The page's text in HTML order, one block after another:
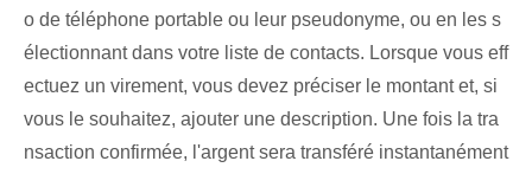
o de téléphone portable ou leur pseudonyme, ou en les s
électionnant dans votre liste de contacts. Lorsque vous eff
ectuez un virement, vous devez préciser le montant et, si
vous le souhaitez, ajouter une description. Une fois la tra
nsaction confirmée, l'argent sera transféré instantanément